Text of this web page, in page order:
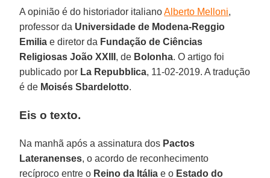
A opinião é do historiador italianoAlberto Melloni,
professor da Universidade de Modena-Reggio
Emilia e diretor da Fundação de Ciências
Religiosas João XXIII , de Bolonha. O artigo foi
publicado por La Repubblica, 11-02-2019. A tradução
é de Moisés Sbardelotto.
Eis o texto.
Na manhã após a assinatura dos Pactos
Lateranenses, o acordo de reconhecimento
recíproco entre o Reino da Itália e o Estado do